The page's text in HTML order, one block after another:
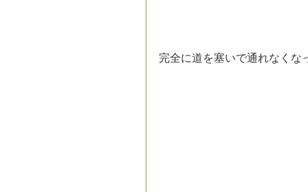
完全に道を塞いで通れなくな